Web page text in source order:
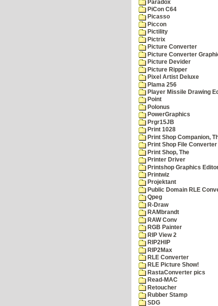
Paradox
PiCon C64
Picasso
Piccon
Pictility
Pictrix
Picture Converter
Picture Converter
Picture Devider
Picture Ripper
Pixel Artist Deluxe
Plama 256
Player Missile Drawing
Point
Polonus
PowerGraphics
Prgr15JB
Print 1028
Print Shop Companion,
Print Shop File Converter
Print Shop, The
Printer Driver
Printshop Graphics
Printwiz
Projektant
Public Domain RLE
Qpeg
R-Draw
RAMbrandt
RAW Conv
RGB Painter
RIP View 2
RIP2HIP
RIP2Max
RLE Converter
RLE Picture Show!
RastaConverter pics
Read-MAC
Retoucher
Rubber Stamp
SDG